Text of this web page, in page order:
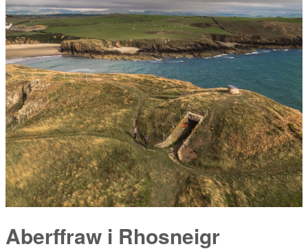
Aberffraw i Rhosneigr